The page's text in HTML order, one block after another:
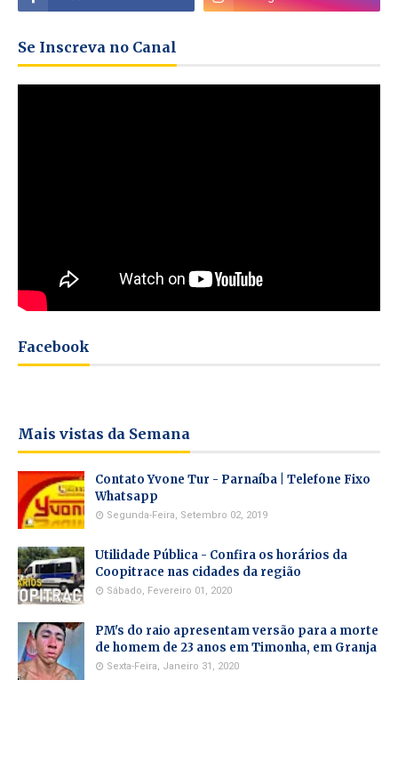
Se Inscreva no Canal
Facebook
Mais vistas da Semana
Contato Yvone Tur - Parnaíba | Telefone Fixo
Whatsapp
Segunda-Feira, Setembro 02, 2019
Utilidade Pública - Confira os horários da
Coopitrace nas cidades da região
Sábado, Fevereiro 01, 2020
PM's do raio apresentam versão para a morte
de homem de 23 anos em Timonha, em Granja
Sexta-Feira, Janeiro 31, 2020